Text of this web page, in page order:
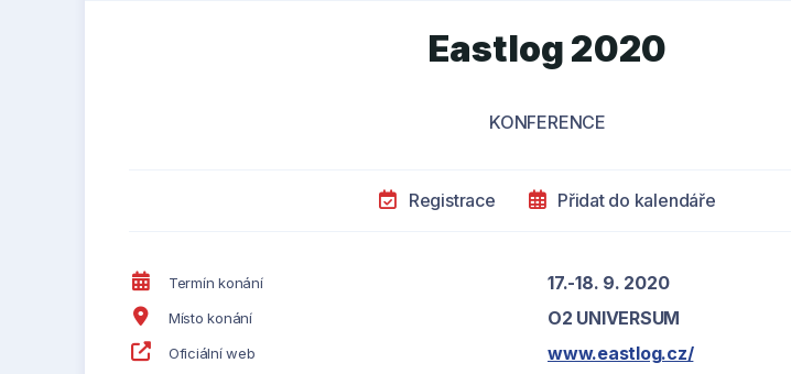
Eastlog 2020
KONFERENCE
Registrace Přidat do kalendáře
Termín konání 17.-18. 9. 2020
Místo konání O2 UNIVERSUM
Oficiální web www.eastlog.cz/